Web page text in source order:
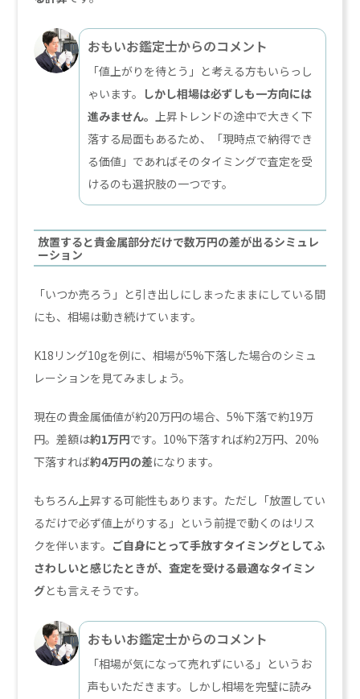
おもいお鑑定士からのコメント
「値上がりを待とう」と考える方もいらっし
ゃいます。 しかし相場は必ずしも一方向には
進みません。
上昇トレンドの途中で大きく下
落する局面もあるため、「現時点で納得でき
る価値」であればそのタイミングで査定を受
けるのも選択肢の一つです。
放置すると貴金属部分だけで数万円の差が出るシミュレ
ーション
「いつか売ろう」と引き出しにしまったままにしている間
にも、相場は動き続けています。
K18リング10gを例に、相場が5%下落した場合のシミュ
レーションを見てみましょう。
現在の貴金属価値が約20万円の場合、5%下落で約19万
円。差額は約1万円です。10%下落すれば約2万円、20%
下落すれば約4万円の差になります。
もちろん上昇する可能性もあります。ただし「放置してい
るだけで必ず値上がりする」という前提で動くのはリス
クを伴います。 ご自身にとって手放すタイミングとしてふ
さわしいと感じたときが、査定を受ける最適なタイミン
グとも言えそうです。
おもいお鑑定士からのコメント
「相場が気になって売れずにいる」というお
声もいただきます。しかし相場を完璧に読み